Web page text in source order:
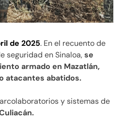
de 2025. En el recuento de
seguridad en Sinaloa,se
armado en Mazatlán,
atacantes abatidos.
y sistemas de